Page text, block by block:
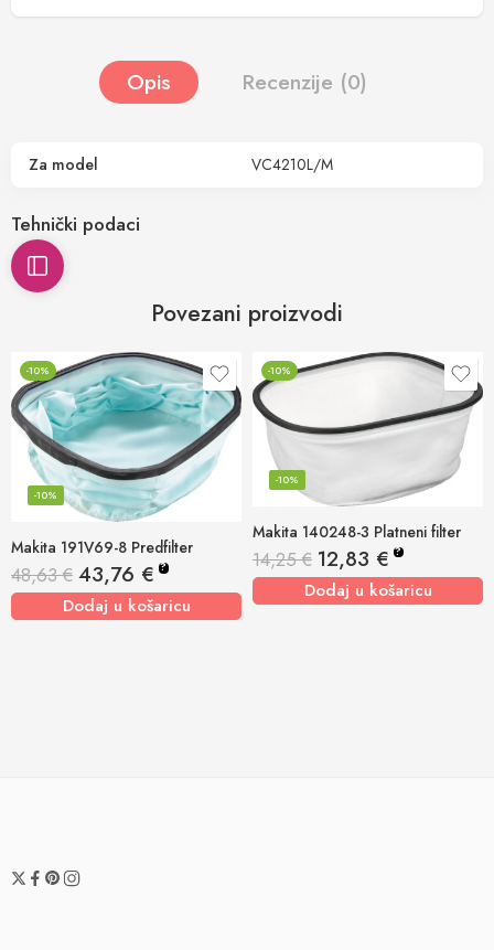
Opis Recenzije (0)
Tehnički podaci
Za model VC4210L/M
Povezani proizvodi
-10%
Makita 191V69-8 Predfilter
-10%
48,63€ 43,76 € ?
Dodaj u košaricu
-10%
Makita 140248-3 Platneni filter
-10%
14,25€ 12,83 € ?
Dodaj u košaricu